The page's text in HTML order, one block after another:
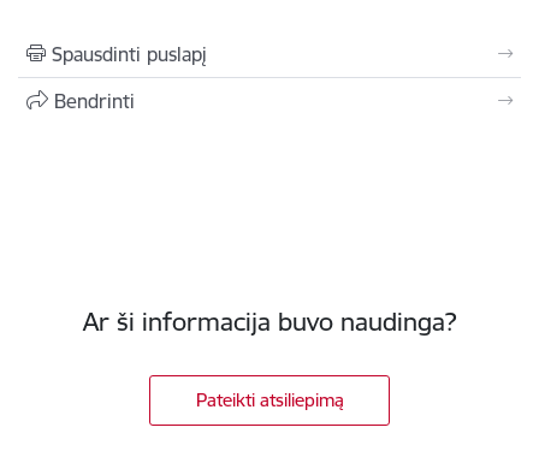
Spausdinti puslapį
Bendrinti
Ar ši informacija buvo naudinga?
Pateikti atsiliepimą